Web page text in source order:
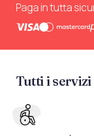
Paga in tutta
Tutti i servizi